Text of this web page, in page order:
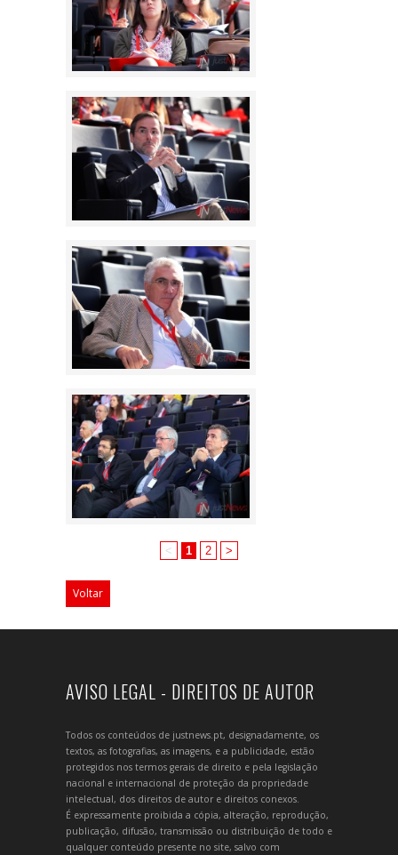
< 1 2 >
Voltar
AVISO LEGAL - DIREITOS DE AUTOR
Todos os conteúdos de justnews.pt, designadamente, os
textos, as fotografias, as imagens, e a publicidade, estão
protegidos nos termos gerais de direito e pela legislação
nacional e internacional de proteção da propriedade
intelectual, dos direitos de autor e direitos conexos.
É expressamente proibida a cópia, alteração, reprodução,
publicação, difusão, transmissão ou distribuição de todo e
qualquer conteúdo presente no site, salvo com